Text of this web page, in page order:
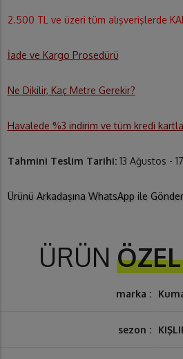
2.500 TL ve üzeri tüm alışverişlerde
İade ve Kargo Prosedürü
Ne Dikilir, Kaç Metre Gerekir?
Havalede %3 indirim ve tüm kredi
Tahmini Teslim Tarihi: 13 Ağustos -
Ürünü Arkadaşına WhatsApp ile Gönder
ÜRÜN
marka :
sezon :